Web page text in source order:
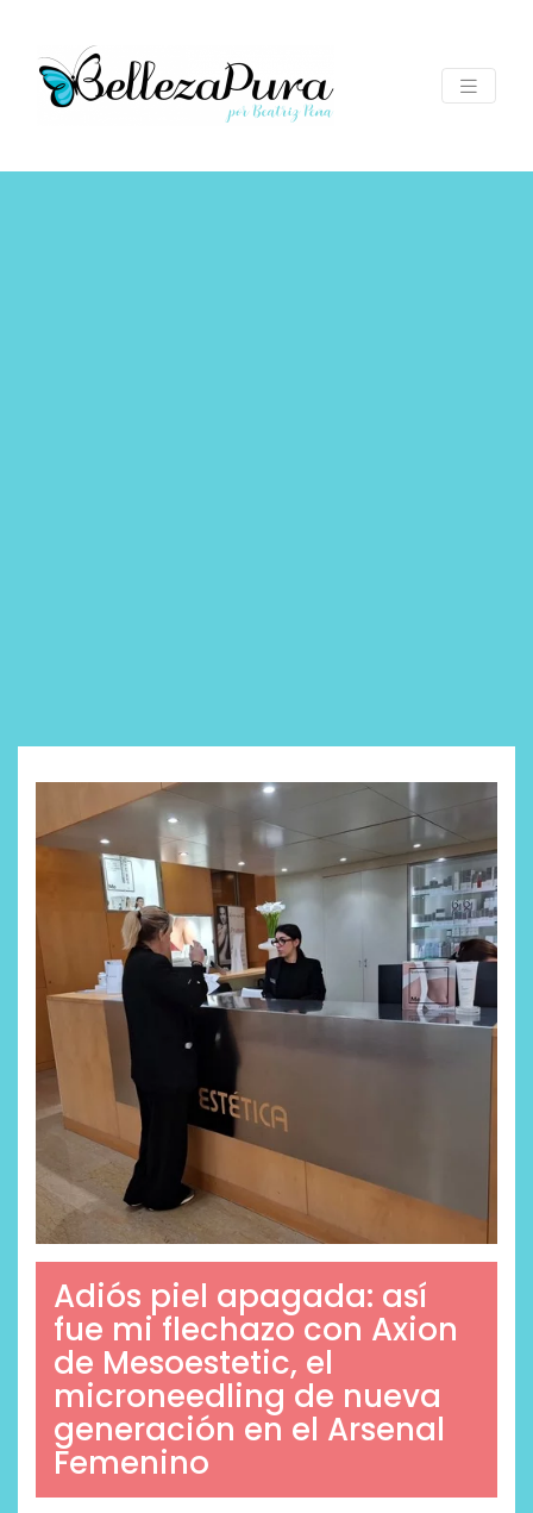
Adiós piel apagada: así
fue mi flechazo con Axion
de Mesoestetic, el
microneedling de nueva
generación en el Arsenal
Femenino